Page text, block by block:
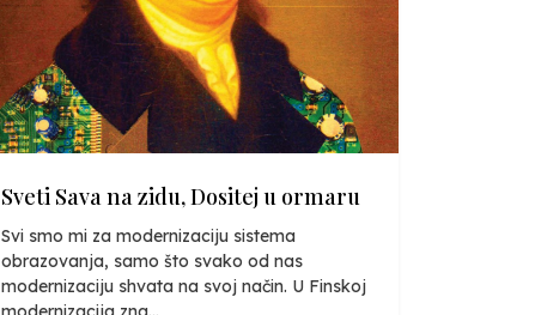
Sveti Sava na zidu, Dositej u ormaru
Svi smo mi za modernizaciju sistema
obrazovanja, samo što svako od nas
modernizaciju shvata na svoj način. U Finskoj